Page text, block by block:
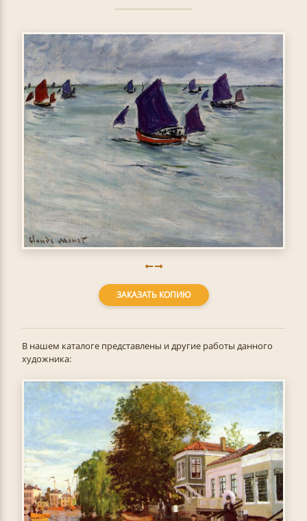
ЗАКАЗАТЬ КОПИЮ
В нашем каталоге представлены и другие работы данного
художника: